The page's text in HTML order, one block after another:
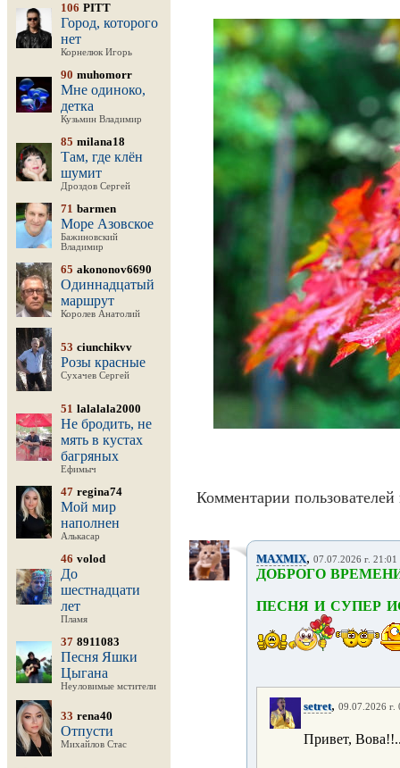
106 PITT
Город, которого
нет
Корнелюк Игорь
90 muhomorr
Мне одиноко,
детка
Кузьмин Владимир
85 milana18
Там, где клён
шумит
Дроздов Сергей
71 barmen
Море Азовское
Бажиновский
Владимир
65 akononov6690
Одиннадцатый
маршрут
Королев Анатолий
53 ciunchikvv
Розы красные
Сухачев Сергей
51 lalalala2000
Не бродить, не
мять в кустах
багряных
Ефимыч
47 regina74
Мой мир
наполнен
Алькасар
46 volod
До
шестнадцати
лет
Пламя
37 8911083
Песня Яшки
Цыгана
Неуловимые мстители
33 rena40
Отпусти
Михайлов Стас
Комментарии пользователей
MAXMIX, 07.07.2026 г. 21:01
ДОБРОГО
ПЕСНЯ И СУПЕР
setret, 09.07.2026 г.
Привет,